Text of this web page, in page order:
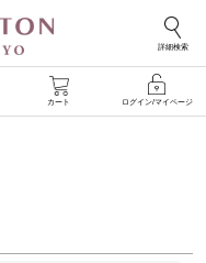
詳細検索
カート ログイン/マイページ